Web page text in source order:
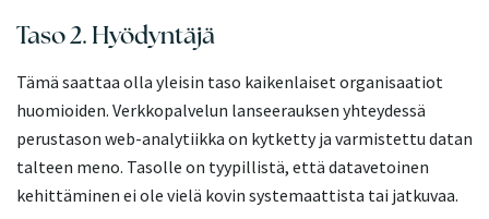
Taso 2. Hyödyntäjä
Tämä saattaa olla yleisin taso kaikenlaiset organisaatiot
huomioiden. Verkkopalvelun lanseerauksen yhteydessä
perustason web-analytiikka on kytketty ja varmistettu datan
talteen meno. Tasolle on tyypillistä, että datavetoinen
kehittäminen ei ole vielä kovin systemaattista tai jatkuvaa.